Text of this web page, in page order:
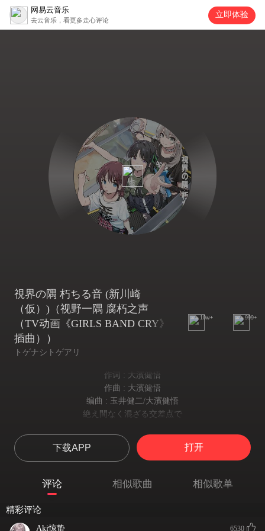
网易云音乐
去云音乐，看更多走心评论
立即体验
視界の隅 朽ちる音 (新川崎
（仮）)（视野一隅 腐朽之声
（TV动画《GIRLS BAND CRY》
插曲））
トゲナシトゲアリ
10w+ 999+
作词 : 大濱健悟
作曲 : 大濱健悟
编曲 : 玉井健二/大濱健悟
絶え間なく混ざる交差点で
僕らは何を手にしていた
我们得到了什么
上辺だけの言葉達が
空有表像的话语
こだまして削り合った
下载APP 打开
评论 相似歌曲 相似歌单
精彩评论
Aki惊蛰 6530